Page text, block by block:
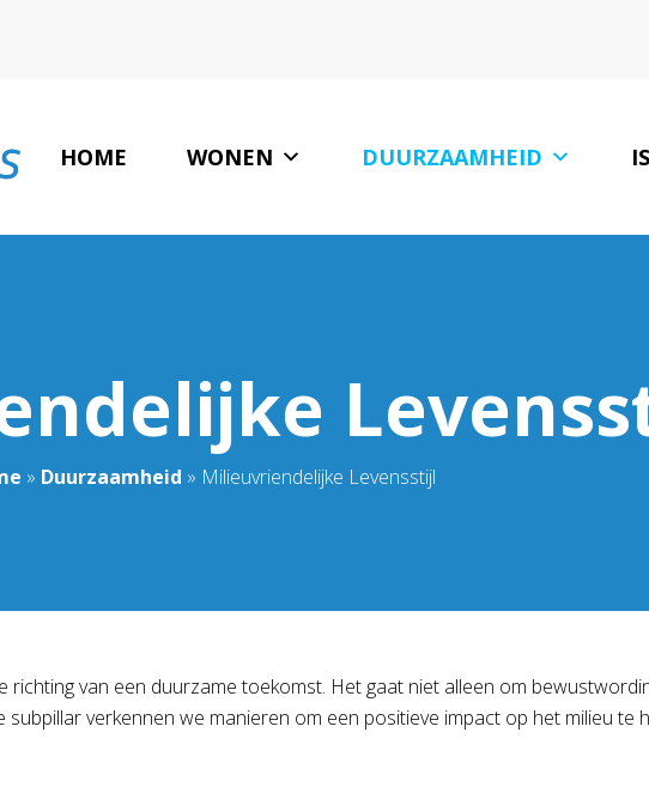
HOME WONEN DUURZAAMHEID
» Duurzaamheid » Milieuvriendelijke Levensstijl
richting van een duurzame toekomst. Het gaat niet alleen om
verkennen we manieren om een positieve impact op het milieu te